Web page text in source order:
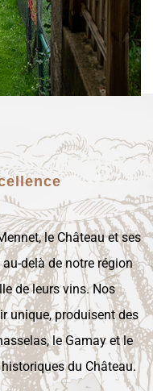
le Château et ses
delà de notre région
de leurs vins. Nos
unique, produisent des
le Gamay et le
du Château.